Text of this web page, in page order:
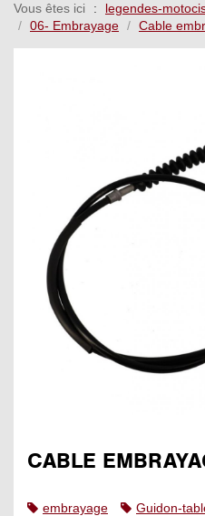
Vous êtes ici legendes-
06- Embrayage
Cable
CABLE
embrayage
Guidon-